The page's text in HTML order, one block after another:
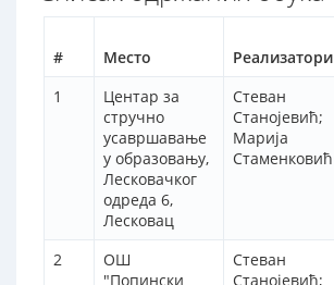
# Место Реализатори
1
Центар за
стручно
усавршавање
у образовању,
Лесковачког
одреда 6,
Лесковац
Стеван
Станојевић;
Марија
Стаменковић
2
ОШ
"Попински
Стеван
Станојевић;